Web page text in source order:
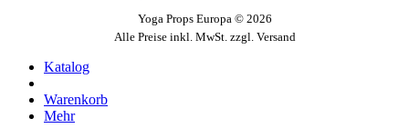
Yoga Props Europa © 2026
Alle Preise inkl. MwSt. zzgl. Versand
Katalog
Warenkorb
Mehr